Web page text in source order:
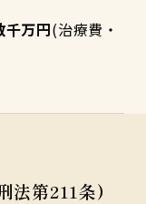
千万円(治療費・
法第211条)